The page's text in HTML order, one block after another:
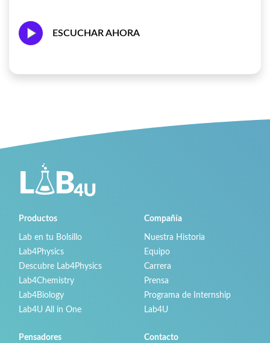
ESCUCHAR AHORA
Productos
Lab en tu Bolsillo
Lab4Physics
Descubre Lab4Physics
Lab4Chemistry
Lab4Biology
Lab4U All in One
Compañía
Nuestra Historia
Equipo
Carrera
Prensa
Programa de Internship
Lab4U
Pensadores Contacto